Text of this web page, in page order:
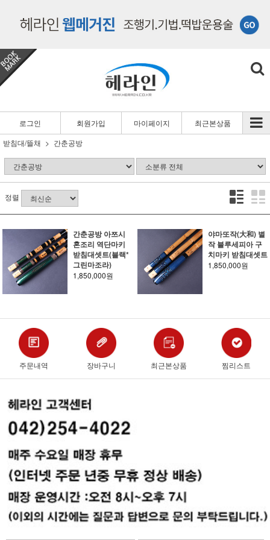
로그인 회원가입 마이페이지
최근본상품
받침대/뜰채
간춘공방
정렬
간춘공방 아쯔시
혼조리 역단마키
받침대셋트(블랙*
그린마조라)
1,850,000원
야마또작(大和) 별
작 블루세피아 구
치마키 받침대셋트
1,850,000원
주문내역 장바구니 최근본상품 찜리스트